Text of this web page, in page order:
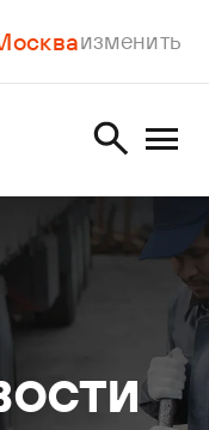
изменить